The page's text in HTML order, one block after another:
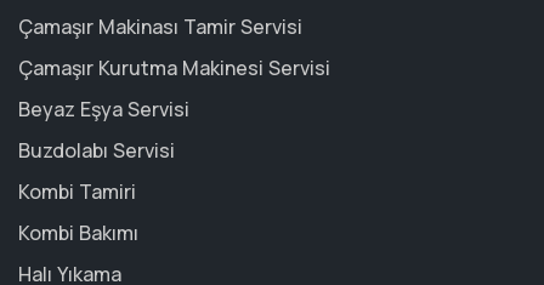
Çamaşır Makinası Tamir Servisi
Çamaşır Kurutma Makinesi Servisi
Beyaz Eşya Servisi
Buzdolabı Servisi
Kombi Tamiri
Kombi Bakımı
Halı Yıkama